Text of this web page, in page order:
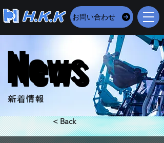
お問い合わせ
News
News
​新着情報
< Back